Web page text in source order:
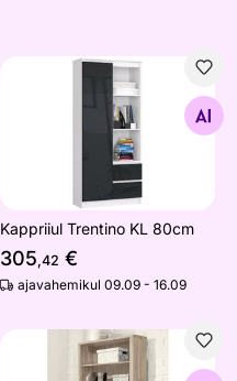
Kappriiul Trentino KL 80cm
Otsi sarnaseid
Kappriiul Trentino KL 80cm
305,42 €
ajavahemikul 09.09 - 16.09
Tammepuidust riiul